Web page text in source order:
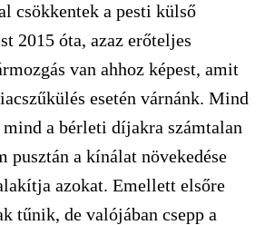
csökkentek a pesti külső
2015 óta, azaz erőteljes
van ahhoz képest, amit
esetén várnánk. Mind
a bérleti díjakra számtalan
pusztán a kínálat növekedése
azokat. Emellett elsőre
tűnik, de valójában csepp a